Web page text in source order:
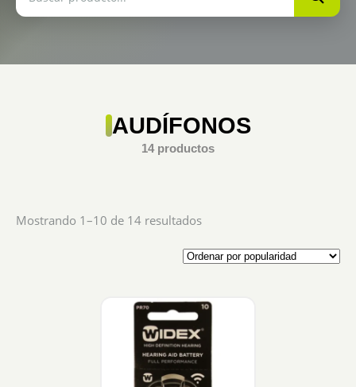
AUDÍFONOS
14 productos
Mostrando 1–10 de 14 resultadosSorted
popularity